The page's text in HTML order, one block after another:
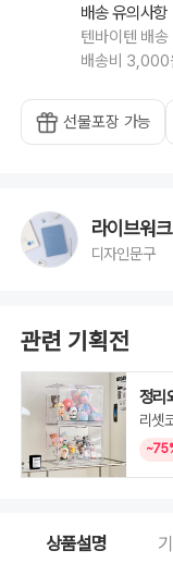
배송 유의사항
텐바이텐 배
배송비 3,000
선물포장 가능
라이브워크
디자인문구
관련 기획전
정리
리셋
상품설명